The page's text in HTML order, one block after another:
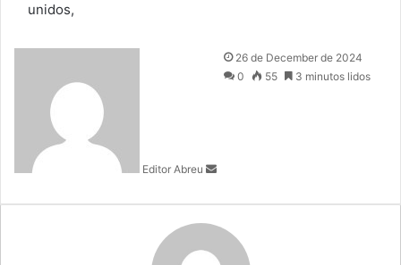
unidos,
Editor Abreu
a
i
26 de December de 2024
0
55 3 minutos lidos